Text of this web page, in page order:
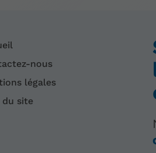
nous
légales
du site